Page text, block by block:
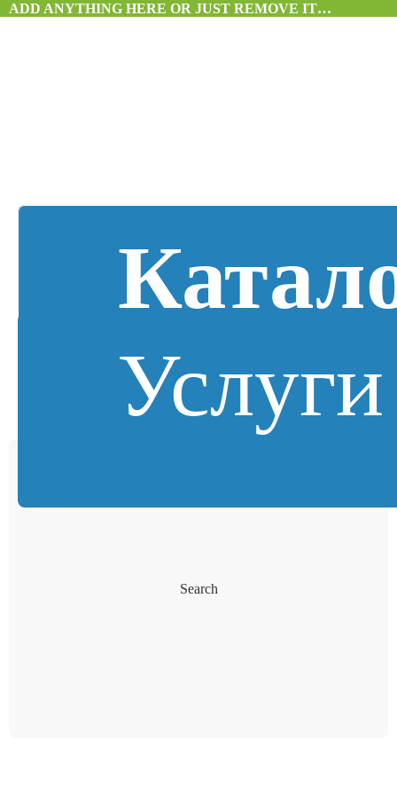
ADD ANYTHING HERE OR JUST REMOVE IT…
Услуги
Search